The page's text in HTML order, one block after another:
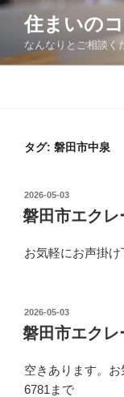
コ
ン
住まいの
なんなりとご相談く
タグ: 磐田市中泉
投
稿
日:
2026-05-03
磐田市エクレ
お気軽にお声掛
投
稿
日:
2026-05-03
磐田市エクレ
空きあります。
6781まで